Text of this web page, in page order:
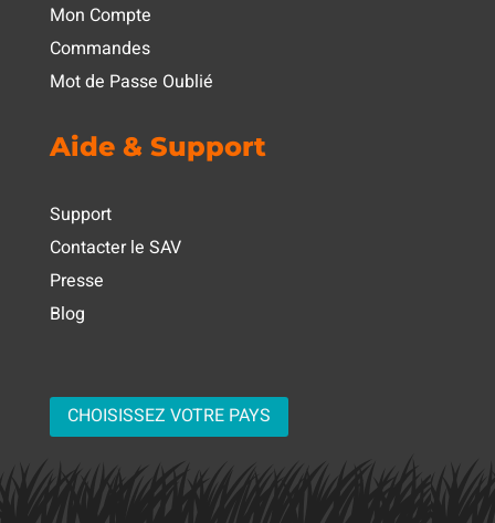
Mon Compte
Commandes
Mot de Passe Oublié
Aide & Support
Support
Contacter le SAV
Presse
Blog
CHOISISSEZ VOTRE PAYS